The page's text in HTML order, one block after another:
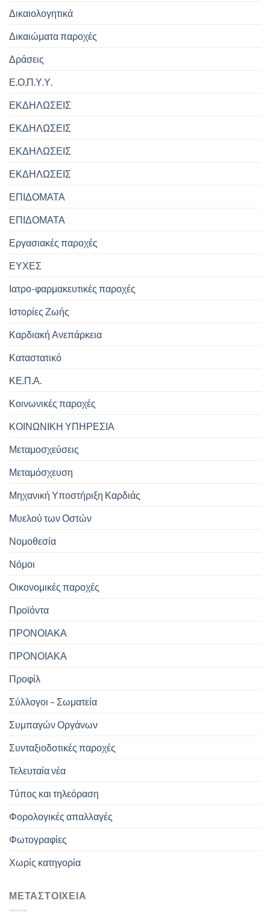
Δικαιολογητικά
Δικαιώματα παροχές
Δράσεις
Ε.Ο.Π.Υ.Υ.
ΕΚΔΗΛΩΣΕΙΣ
ΕΚΔΗΛΩΣΕΙΣ
ΕΚΔΗΛΩΣΕΙΣ
ΕΚΔΗΛΩΣΕΙΣ
ΕΠΙΔΟΜΑΤΑ
ΕΠΙΔΟΜΑΤΑ
Εργασιακές παροχές
ΕΥΧΕΣ
Ιατρο-φαρμακευτικές παροχές
Ιστορίες Ζωής
Καρδιακή Ανεπάρκεια
Καταστατικό
ΚΕ.Π.Α.
Κοινωνικές παροχές
ΚΟΙΝΩΝΙΚΗ ΥΠΗΡΕΣΙΑ
Μεταμοσχεύσεις
Μεταμόσχευση
Μηχανική Υποστήριξη Καρδιάς
Μυελού των Οστών
Νομοθεσία
Νόμοι
Οικονομικές παροχές
Προϊόντα
ΠΡΟΝΟΙΑΚΑ
ΠΡΟΝΟΙΑΚΑ
Προφίλ
Σύλλογοι – Σωματεία
Συμπαγών Οργάνων
Συνταξιοδοτικές παροχές
Τελευταία νέα
Τύπος και τηλεόραση
Φορολογικές απαλλαγές
Φωτογραφίες
Χωρίς κατηγορία
ΜΕΤΑΣΤΟΙΧΕΊΑ